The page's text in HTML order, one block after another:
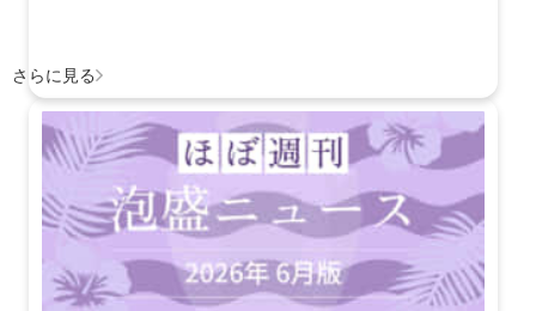
さらに見る